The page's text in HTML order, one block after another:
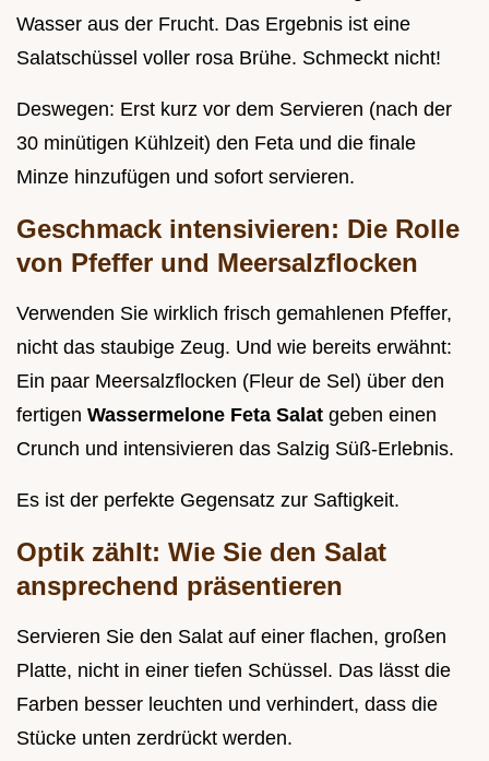
Wasser aus der Frucht. Das Ergebnis ist eine
Salatschüssel voller rosa Brühe. Schmeckt nicht!
Deswegen: Erst kurz vor dem Servieren (nach der
30 minütigen Kühlzeit) den Feta und die finale
Minze hinzufügen und sofort servieren.
Geschmack intensivieren: Die Rolle
von Pfeffer und Meersalzflocken
Verwenden Sie wirklich frisch gemahlenen Pfeffer,
nicht das staubige Zeug. Und wie bereits erwähnt:
Ein paar Meersalzflocken (Fleur de Sel) über den
fertigen Wassermelone Feta Salat geben einen
Crunch und intensivieren das Salzig Süß-Erlebnis.
Es ist der perfekte Gegensatz zur Saftigkeit.
Optik zählt: Wie Sie den Salat
ansprechend präsentieren
Servieren Sie den Salat auf einer flachen, großen
Platte, nicht in einer tiefen Schüssel. Das lässt die
Farben besser leuchten und verhindert, dass die
Stücke unten zerdrückt werden.